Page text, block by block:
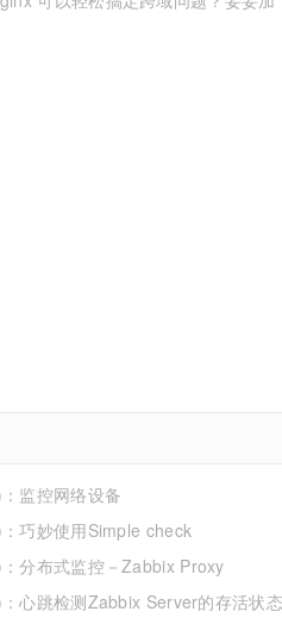
监控网络设备
巧妙使用Simple check
分布式监控－Zabbix Proxy
心跳检测Zabbix Server的存活状态